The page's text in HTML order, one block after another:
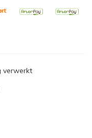
verwerkt